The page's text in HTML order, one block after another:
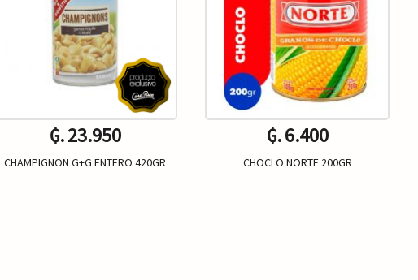
₲. 23.950
CHAMPIGNON G+G ENTERO 420GR
₲. 6.400
CHOCLO NORTE 200GR